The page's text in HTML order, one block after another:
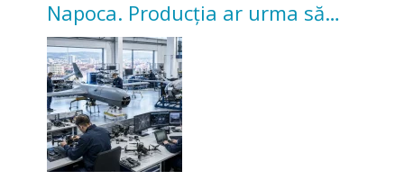
Napoca. Producția ar urma să
înceapă în toamna acestui an